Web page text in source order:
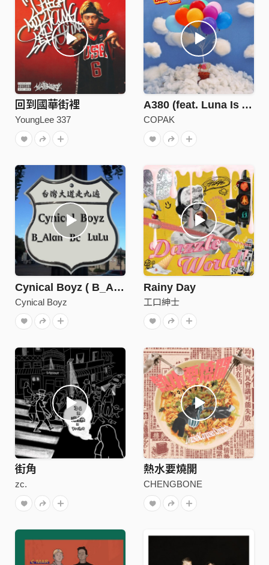
回到國華街裡
YoungLee 337
A380 (feat. Luna Is A Bep)
COPAK
Cynical Boyz ( B_Alan & Bc & Lulu ) - 台灣大道走九遍
Cynical Boyz
Rainy Day
工口紳士
街角
zc.
熱水要燒開
CHENGBONE